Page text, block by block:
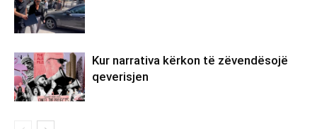
Kur narrativa kërkon të zëvendësojë
qeverisjen